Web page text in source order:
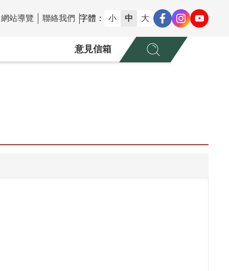
網站導覽 聯絡我們 字體： 小 中 大
意見信箱